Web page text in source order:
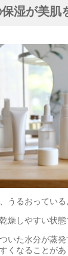
湿が美肌
うるおっている
燥しやすい状態
いた水分が蒸
くなることがあ